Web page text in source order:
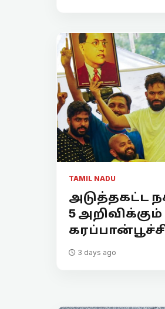
TAMIL NADU
அடுத்தகட்ட
5 அறிவிக்கும்
3 days ago